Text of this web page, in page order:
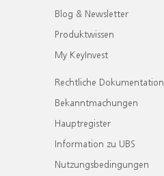
Blog & Newsletter
Produktwissen
My KeyInvest
Rechtliche Dokumentation
Bekanntmachungen
Hauptregister
Information zu UBS
Nutzungsbedingungen